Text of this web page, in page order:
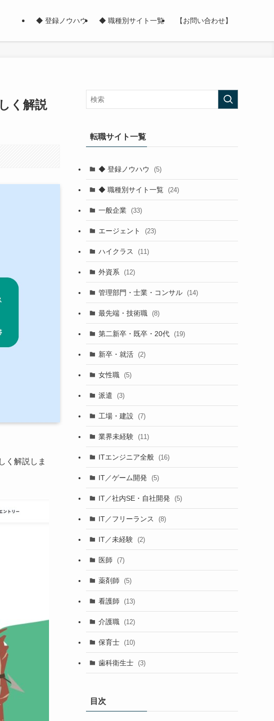
◆ 登録ノウハウ ◆ 職種別サイト一覧 【お問い合わせ】
く解説
く解説しま
転職サイト一覧
◆ 登録ノウハウ (5)
◆ 職種別サイト一覧 (24)
一般企業 (33)
エージェント (23)
ハイクラス (11)
外資系 (12)
管理部門・士業・コンサル (14)
最先端・技術職 (8)
第二新卒・既卒・20代 (19)
新卒・就活 (2)
女性職 (5)
派遣 (3)
工場・建設 (7)
業界未経験 (11)
ITエンジニア全般 (16)
IT／ゲーム開発 (5)
IT／社内SE・自社開発 (5)
IT／フリーランス (8)
IT／未経験 (2)
医師 (7)
薬剤師 (5)
看護師 (13)
介護職 (12)
保育士 (10)
歯科衛生士 (3)
目次